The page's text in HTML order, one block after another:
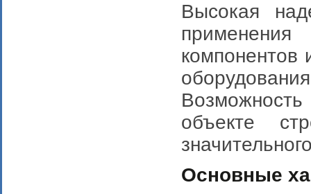
Высокая
компонентов
объекте
Основные